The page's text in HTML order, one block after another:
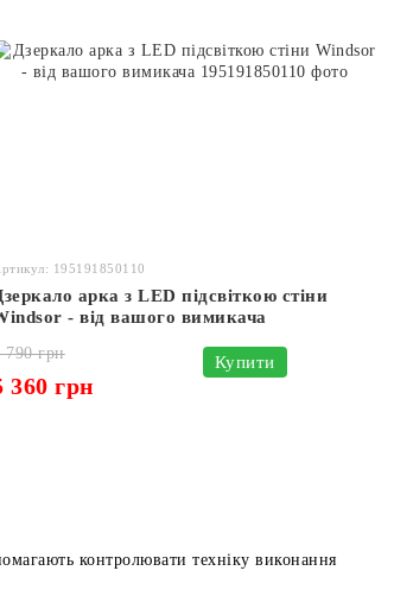
контролювати техніку виконання
195191850110
арка з LED підсвіткою стіни
- від вашого вимикача
790 грн
360 грн
Купити